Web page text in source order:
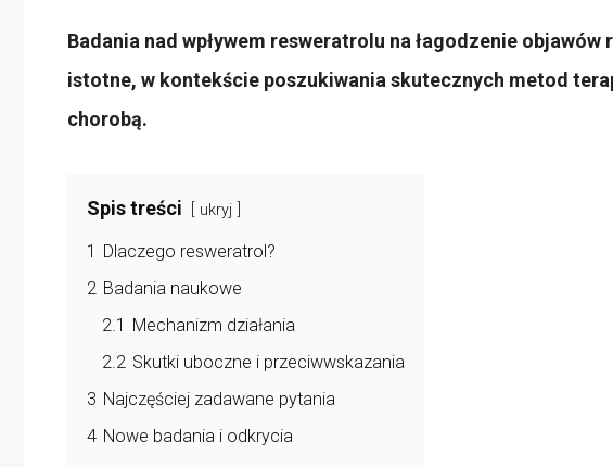
Badania nad wpływem resweratrolu na łagodzenie
istotne, w kontekście poszukiwania skutecznych metod
chorobą.
Spis treści ukryj
1 Dlaczego resweratrol?
2 Badania naukowe
2.1 Mechanizm działania
2.2 Skutki uboczne i przeciwwskazania
3 Najczęściej zadawane pytania
4 Nowe badania i odkrycia